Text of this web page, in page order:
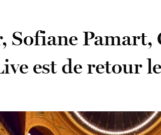
Sofiane
est de retour